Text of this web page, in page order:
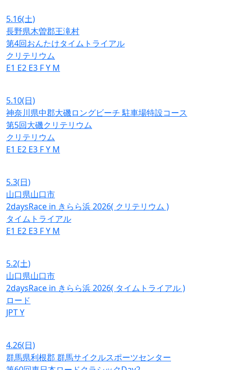
5.16(土)
長野県木曽郡王滝村
第4回おんたけタイムトライアル
クリテリウム
E1 E2 E3 FY M
5.10(日)
神奈川県中郡大磯ロングビーチ 駐車場特設コース
第5回大磯クリテリウム
クリテリウム
E1 E2 E3 FY M
5.3(日)
山口県山口市
2daysRace in きらら浜 2026( クリテリウム )
タイムトライアル
E1 E2 E3 FY M
5.2(土)
山口県山口市
2daysRace in きらら浜 2026( タイムトライアル )
ロード
JPTY
4.26(日)
群馬県利根郡 群馬サイクルスポーツセンター